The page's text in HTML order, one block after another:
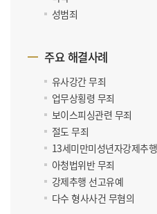
성범죄
주요 해결사례
유사강간 무죄
업무상횡령 무죄
보이스피싱관련 무죄
절도 무죄
13세미만미성년자강제추
아청법위반 무죄
강제추행 선고유예
다수 형사사건 무혐의